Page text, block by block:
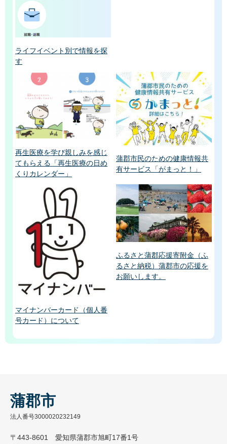
ライフイベント別で情報を探
す
再生医療を学び親しみを感じ
てもらえる「再生医療の日め
くりカレンダー」
蒲郡市民のための健康情報共
有サービス「がまっと！」
マイナンバーカード（個人番
号カード）について
ふるさと蒲郡応援寄附金（ふ
るさと納税）蒲郡市の応援を
お願いします。
蒲郡市
法人番号3000020232149
〒443-8601 愛知県蒲郡市旭町17番1号